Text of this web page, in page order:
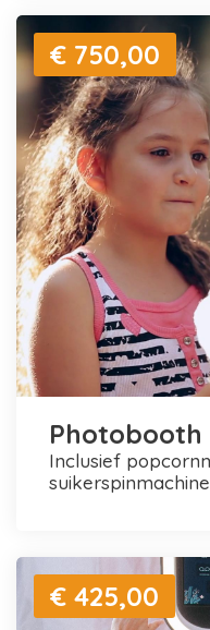
€ 750,00
Photobooth
inclusief popcornmachine en
€ 425,00